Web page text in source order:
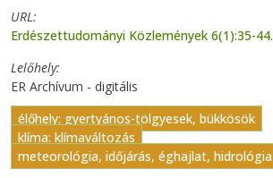
URL
Erdészettudományi Közlemények 6(1):35-44.
Lelőhely
ER Archívum - digitális
élőhely: gyertyános-tölgyesek, bükkösök
klíma: klímaváltozás
meteorológia, időjárás, éghajlat, hidrológia